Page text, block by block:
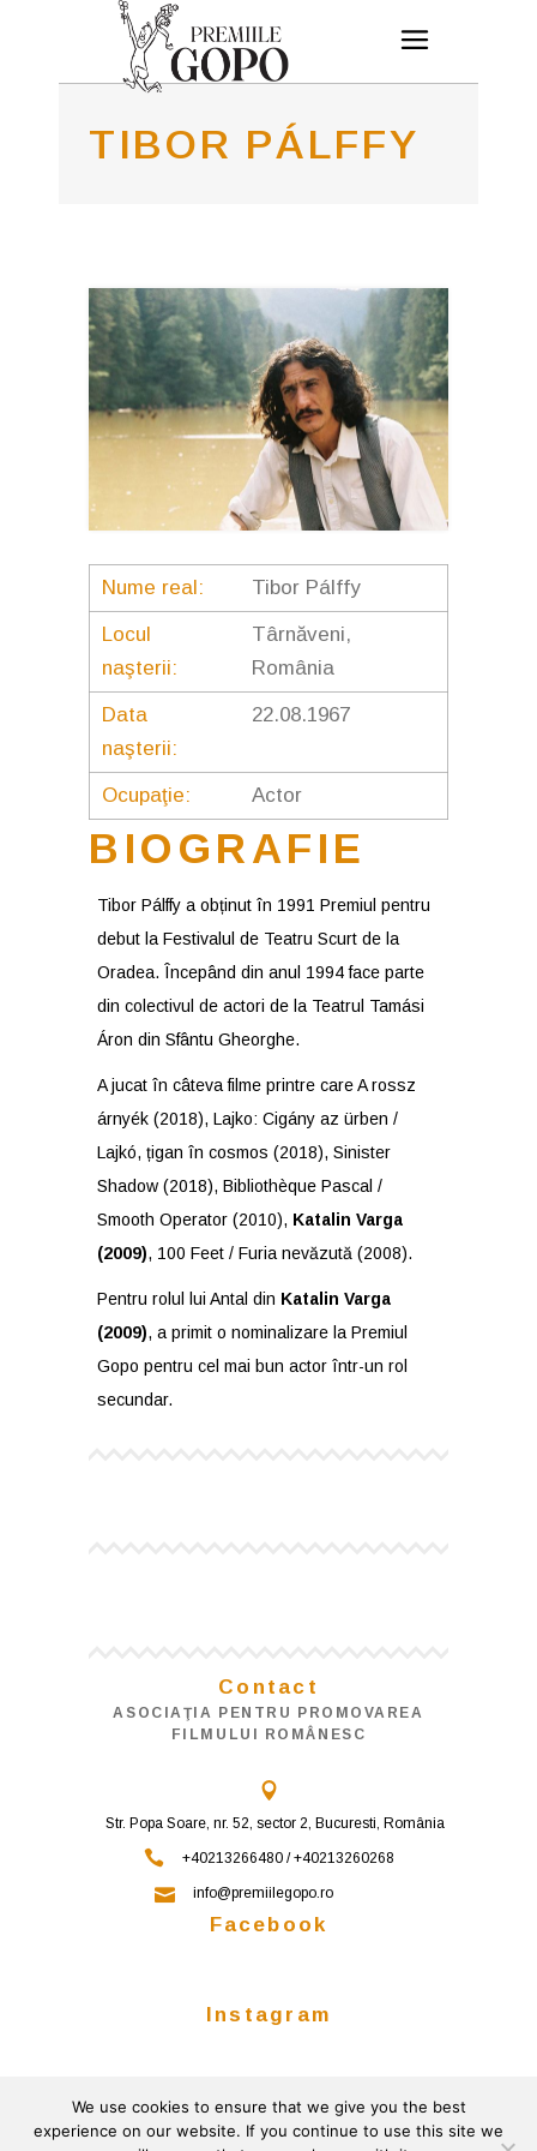
TIBOR PÁLFFY
Nume real: Tibor Pálffy
Locul
naşterii:
Târnăveni,
România
Data
naşterii:
22.08.1967
Ocupaţie: Actor
BIOGRAFIE
Tibor Pálffy a obținut în 1991 Premiul pentru
debut la Festivalul de Teatru Scurt de la
Oradea. Începând din anul 1994 face parte
din colectivul de actori de la Teatrul Tamási
Áron din Sfântu Gheorghe.
A jucat în câteva filme printre care A rossz
árnyék (2018), Lajko: Cigány az ürben /
Lajkó, țigan în cosmos (2018), Sinister
Shadow (2018), Bibliothèque Pascal /
Smooth Operator (2010), Katalin Varga
(2009), 100 Feet / Furia nevăzută (2008).
Pentru rolul lui Antal din Katalin Varga
(2009), a primit o nominalizare la Premiul
Gopo pentru cel mai bun actor într-un rol
secundar.
Contact
ASOCIAŢIA PENTRU PROMOVAREA
FILMULUI ROMÂNESC
Str. Popa Soare, nr. 52, sector 2, Bucuresti, România
+40213266480 / +40213260268
info@premiilegopo.ro
Facebook
Instagram
Follow on Instagram
We use cookies to ensure that we give you the best
experience on our website. If you continue to use this site we